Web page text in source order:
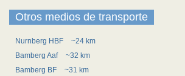
Otros medios de transporte
Nurnberg HBF
~24 km
Bamberg Aaf
~32 km
Bamberg BF
~31 km